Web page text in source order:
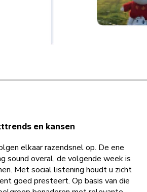
en kansen
elkaar razendsnel op. De ene
sound overal, de volgende week is
Met social listening houdt u zicht
goed presteert. Op basis van die